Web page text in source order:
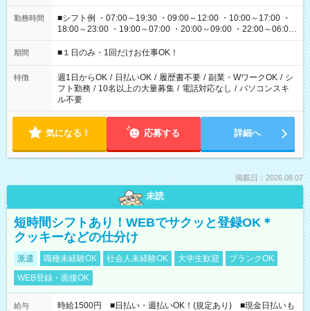
勤務時間
■シフト例 ・07:00～19:30 ・09:00～12:00 ・10:00～17:00 ・
18:00～23:00 ・19:00～07:00 ・20:00～09:00 ・22:00～06:00
etc ★最短で3時間で5,120円のお仕事から 15時間で2万円近く稼
げるお仕事も！ ご希望のお時間に合わせてご紹介！ ※シフトは
ください！
期間 ■１日のみ・1回だけお仕事OK！
特徴 週1日からOK / 日払いOK / 履歴書不要 / 副業・WワークOK / シ
フト勤務 / 10名以上の大量募集 / 電話対応なし / パソコンスキ
ル不要
気になる！ 応募する 詳細へ
掲載日：2026.08.07
未読
短時間シフトあり！WEBでサクッと登録OK＊
クッキーなどの仕分け
派遣 職種未経験OK 社会人未経験OK 大学生歓迎
ブランクOK
WEB登録・面接OK
給与
時給1500円 ■日払い・週払いOK！(規定あり) ■現金日払いも